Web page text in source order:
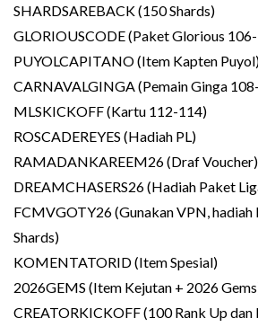
SHARDSAREBACK (150 Shards)
GLORIOUSCODE (Paket Glorious
PUYOLCAPITANO (Item Kapten
CARNAVALGINGA (Pemain Ginga
MLSKICKOFF (Kartu 112-114)
ROSCADEREYES (Hadiah PL)
RAMADANKAREEM26 (Draf Voucher)
DREAMCHASERS26 (Hadiah Paket
FCMVGOTY26 (Gunakan VPN,
Shards)
KOMENTATORID (Item Spesial)
2026GEMS (Item Kejutan + 2026
CREATORKICKOFF (100 Rank Up